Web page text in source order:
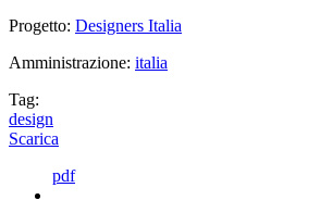
Progetto: Designers Italia
Amministrazione: italia
Tag:
design
Scarica
pdf